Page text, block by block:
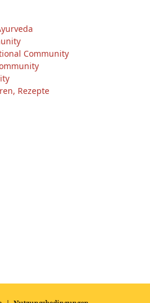
Community
Rezepte